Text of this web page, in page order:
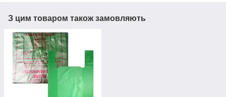
З цим товаром також замовляють